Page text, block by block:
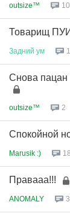
outsize™ 10
Товарищ
Задний ум
Снова
outsize™ 2
Спокойной
Marusik :) 18
Правааа!!!
ANOMALY